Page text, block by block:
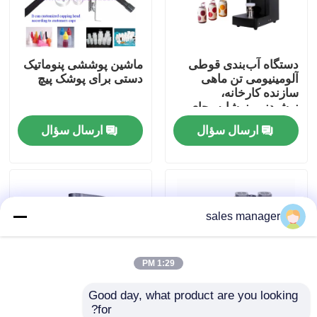
کنترل کیفیت
درخواست نقل قول
دستگاه برچسب گذاری بسته بندی
دستگاه بسته بندی اتوماتیک
دستگاه آب‌بندی قوطی
آلومینیومی تن ماهی
سازنده کارخانه،
نوشیدنی، نوشابه، چای
حبابی، آبجو، دستگاه
بسته‌بندی خودکار قوطی،
دستگاه بسته‌بندی قوطی
ارسال سؤال
ماشین پوششی پنوماتیک
دستی برای پوشک پیچ
ارسال سؤال
sales manager
1:29 PM
Good day, what product are you looking
for?